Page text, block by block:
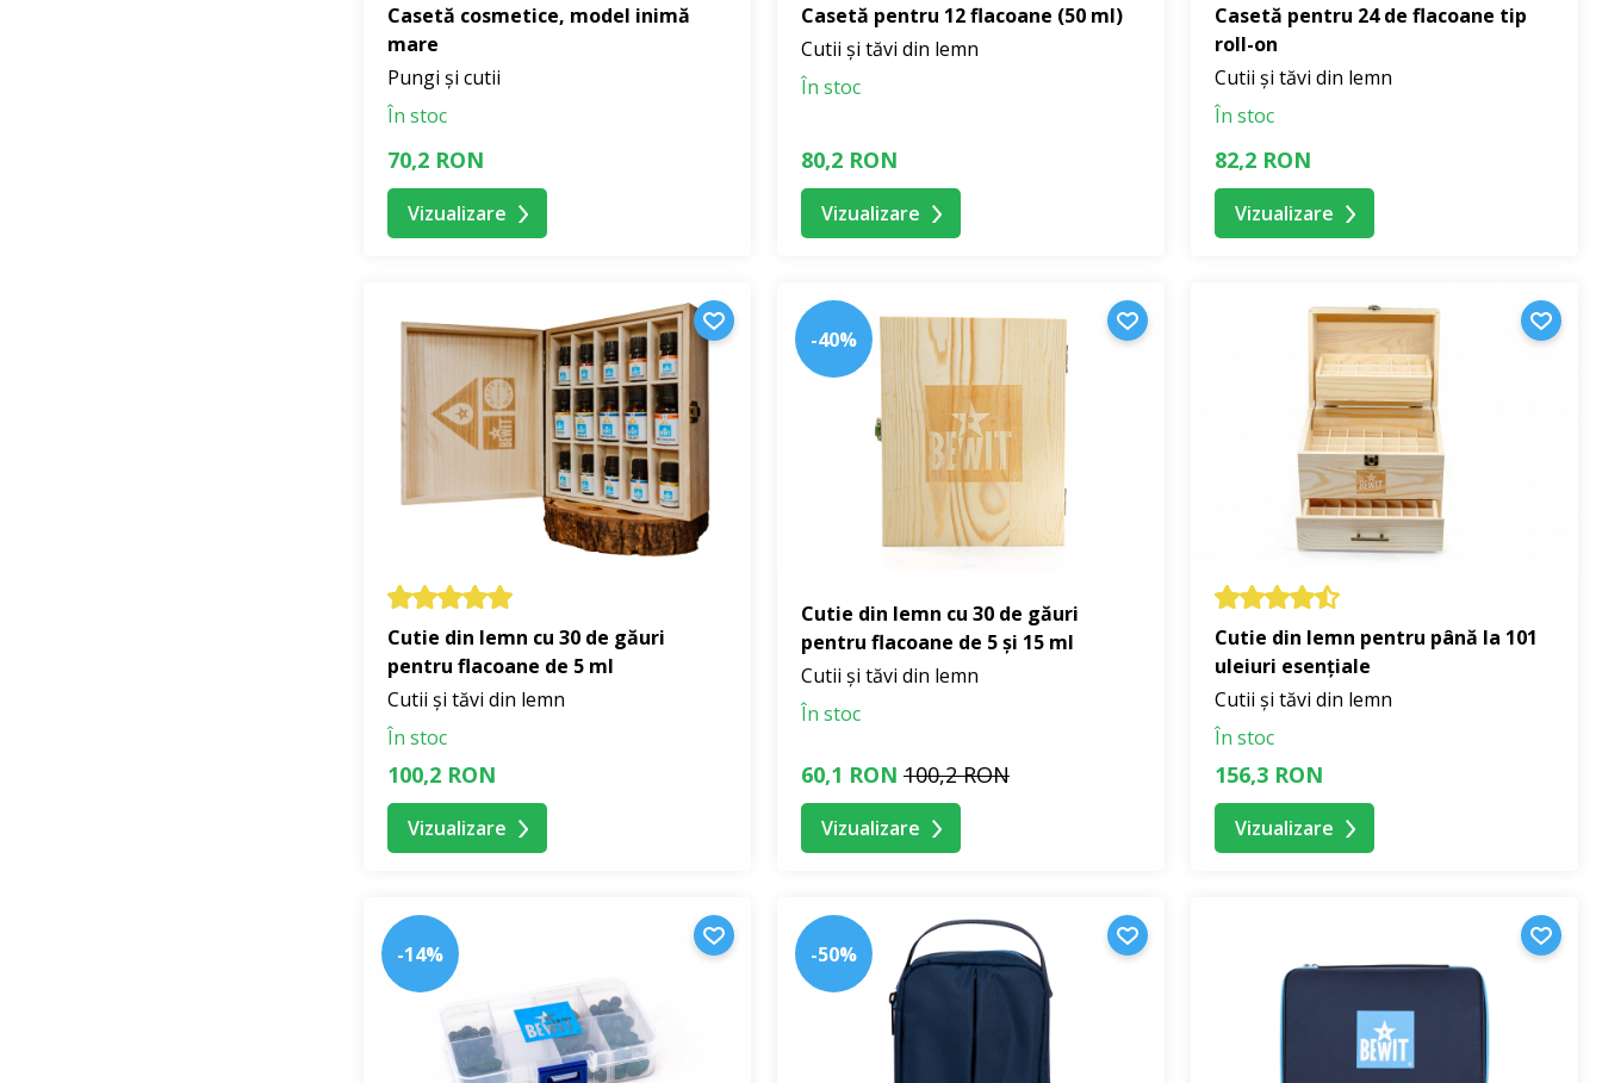
Casetă cosmetice, model inimă
mare
Pungi și cutii
În stoc
70,2 RON
Vizualizare
Casetă pentru 12 flacoane (50 ml)
Cutii și tăvi din lemn
În stoc
80,2 RON
Vizualizare
Casetă pentru 24 de flacoane tip
roll-on
Cutii și tăvi din lemn
În stoc
82,2 RON
Vizualizare
Cutie din lemn cu 30 de găuri
pentru flacoane de 5 ml
Cutii și tăvi din lemn
În stoc
100,2 RON
Vizualizare
-40%
Cutie din lemn cu 30 de găuri
pentru flacoane de 5 și 15 ml
Cutii și tăvi din lemn
În stoc
60,1 RON 100,2 RON
Vizualizare
Cutie din lemn pentru până la 101
uleiuri esențiale
Cutii și tăvi din lemn
În stoc
156,3 RON
Vizualizare
-14% -50%